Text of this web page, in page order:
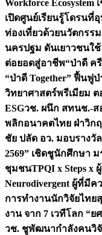
Workforce
เปิดศูนย์เรียนรู้โดรนที่
ท่องเที่ยวด้วยนวัตกรรม
นครปฐม ดันเยาวชนใ
ต่อยอดสู่อาชีพ“ป่าดี ค
“ป่าดี Together” ฟื้นฟู
วิทยาศาสตร์พรีเมียม
ESGวช. ผนึก สทนช.-ส
พลิกอนาคตไทย ฝ่าวิก
ชัย ปลัด อว. มอบราง
2569” เชิดชูนักศึกษา
ชุมชนTPQI x Steps x
Neurodivergent ผู้ที่มี
การทำงานนักวิจัยไทย
งาน จาก 7 เวทีโลก “
วช. ชูพัฒนากำลังคนวิจั